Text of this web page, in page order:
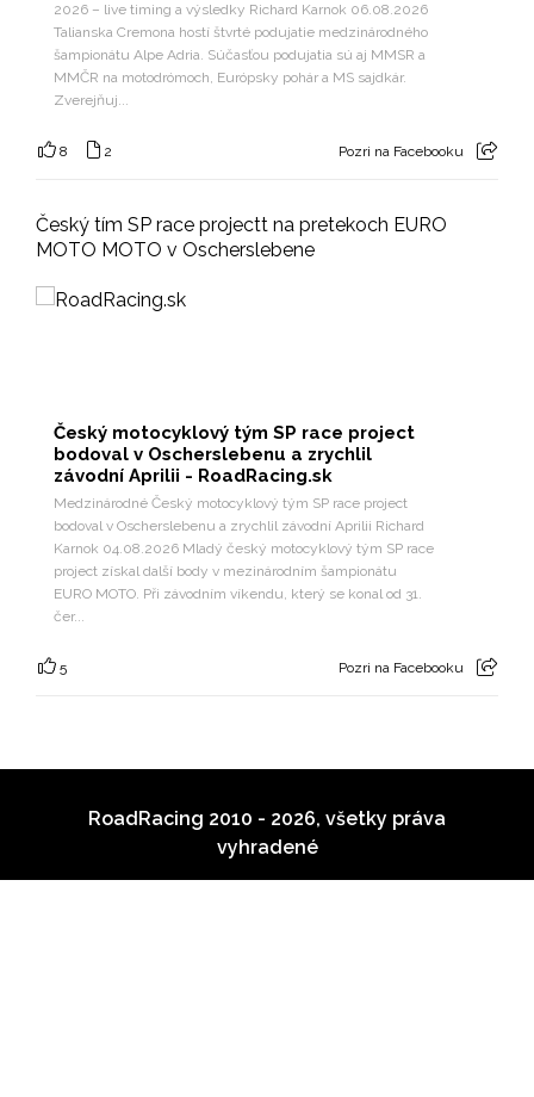
2026 – live timing a výsledky Richard Karnok 06.08.2026
Talianska Cremona hostí štvrté podujatie medzinárodného
šampionátu Alpe Adria. Súčasťou podujatia sú aj MMSR a
MMČR na motodrómoch, Európsky pohár a MS sajdkár.
Zverejňuj...
8 2 Pozri na Facebooku
Český tím SP race projectt na pretekoch EURO
MOTO MOTO v Oscherslebene
Český motocyklový tým SP race project
bodoval v Oscherslebenu a zrychlil
závodní Aprilii - RoadRacing.sk
Medzinárodné Český motocyklový tým SP race project
bodoval v Oscherslebenu a zrychlil závodní Aprilii Richard
Karnok 04.08.2026 Mladý český motocyklový tým SP race
project získal další body v mezinárodním šampionátu
EURO MOTO. Při závodním víkendu, který se konal od 31.
čer...
5 Pozri na Facebooku
RoadRacing 2010 - 2026, všetky práva
vyhradené